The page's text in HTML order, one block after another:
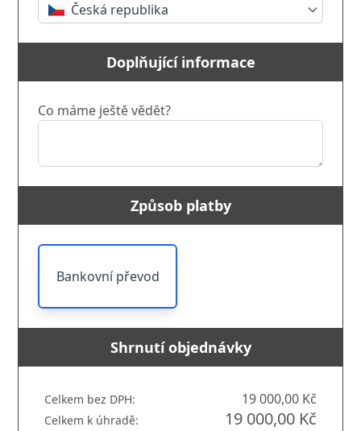
Česká republika
Doplňující informace
Co máme ještě vědět?
Způsob platby
Bankovní převod
Shrnutí objednávky
Celkem bez DPH: 19 000,00 Kč
Celkem k úhradě: 19 000,00 Kč